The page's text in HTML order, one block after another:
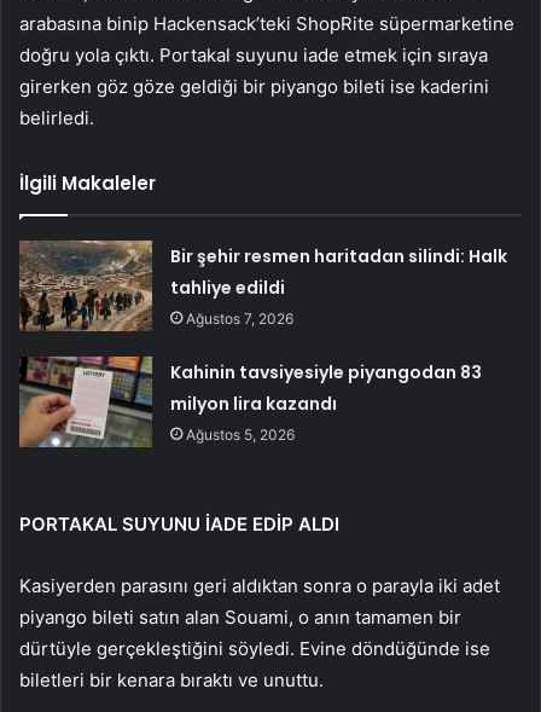
arabasına binip Hackensack’teki ShopRite süpermarketine
doğru yola çıktı. Portakal suyunu iade etmek için sıraya
girerken göz göze geldiği bir piyango bileti ise kaderini
belirledi.
İlgili Makaleler
Bir şehir resmen haritadan silindi: Halk
tahliye edildi
Ağustos 7, 2026
Kahinin tavsiyesiyle piyangodan 83
milyon lira kazandı
Ağustos 5, 2026
PORTAKAL SUYUNU İADE EDİP ALDI
Kasiyerden parasını geri aldıktan sonra o parayla iki adet
piyango bileti satın alan Souami, o anın tamamen bir
dürtüyle gerçekleştiğini söyledi. Evine döndüğünde ise
biletleri bir kenara bıraktı ve unuttu.